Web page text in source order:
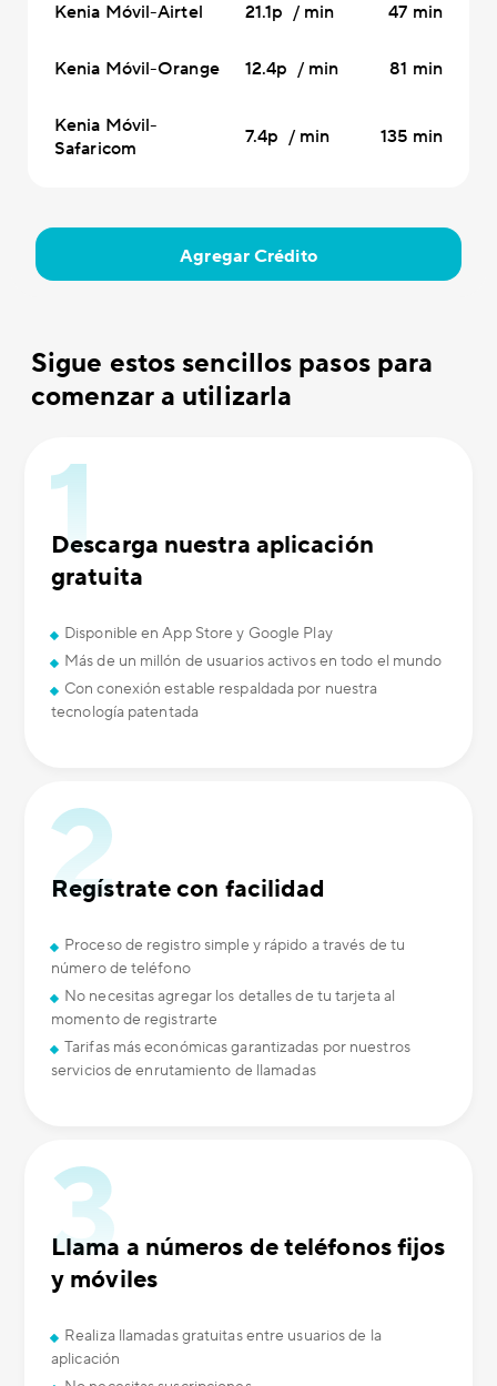
Kenia Móvil-Airtel 21.1p / min 47 min
Kenia Móvil-Orange 12.4p / min 81 min
Kenia Móvil-
Safaricom
7.4p / min 135 min
Agregar Crédito
Sigue estos sencillos pasos para
comenzar a utilizarla
Descarga nuestra aplicación
gratuita
Disponible en App Store y Google Play
Más de un millón de usuarios activos en todo el mundo
Con conexión estable respaldada por nuestra
tecnología patentada
Regístrate con facilidad
Proceso de registro simple y rápido a través de tu
número de teléfono
No necesitas agregar los detalles de tu tarjeta al
momento de registrarte
Tarifas más económicas garantizadas por nuestros
servicios de enrutamiento de llamadas
Llama a números de teléfonos fijos
y móviles
Realiza llamadas gratuitas entre usuarios de la
aplicación